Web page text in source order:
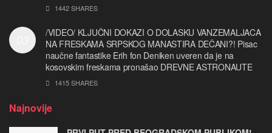
1442 SHARES
/VIDEO/ KLJUČNI DOKAZI O DOLASKU VANZEMALJACA
NA FRESKAMA SRPSKOG MANASTIRA DEČANI?! Pisac
naučne fantastike Erih fon Deniken uveren da je na
kosovskim freskama pronašao DREVNE ASTRONAUTE
1415 SHARES
Najnovije